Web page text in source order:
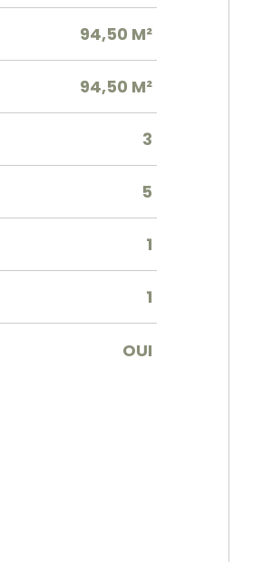
94,50 M²
94,50 M²
3
5
1
1
OUI